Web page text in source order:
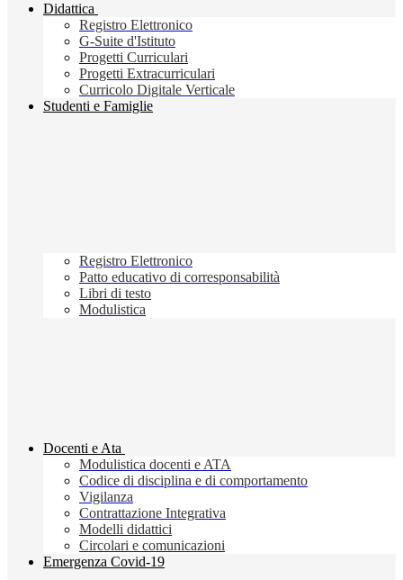
Didattica
Registro Elettronico
G-Suite d'Istituto
Progetti Curriculari
Progetti Extracurriculari
Curricolo Digitale Verticale
Studenti e Famiglie
Registro Elettronico
Patto educativo di corresponsabilità
Libri di testo
Modulistica
Docenti e Ata
Modulistica docenti e ATA
Codice di disciplina e di comportamento
Vigilanza
Contrattazione Integrativa
Modelli didattici
Circolari e comunicazioni
Emergenza Covid-19